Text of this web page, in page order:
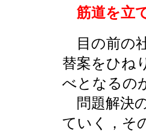
筋道を立
目の前の
替案をひね
べとなるの
問題解決
ていく，そ